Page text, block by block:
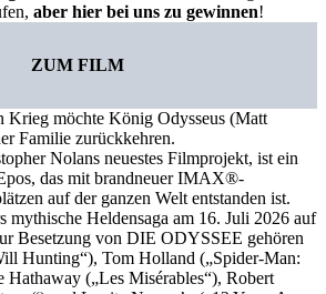
aber hier bei uns zu gewinnen!
ZUM FILM
Krieg möchte König Odysseus (Matt
Familie zurückkehren.
Nolans neuestes Filmprojekt, ist ein
das mit brandneuer IMAX®-
auf der ganzen Welt entstanden ist.
mythische Heldensaga am 16. Juli 2026 auf
Besetzung von DIE ODYSSEE gehören
Hunting“), Tom Holland („Spider-Man:
(„Les Misérables“), Robert